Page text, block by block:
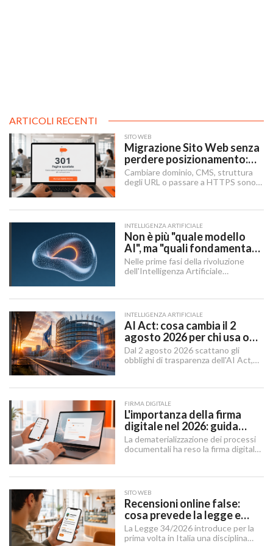
ARTICOLI RECENTI
SITO WEB
Migrazione Sito Web senza
perdere posizionamento:
Redirect 301, URL e
Checklist SEO
Cambiare dominio, CMS, struttura
degli URL o passare a HTTPS sono i
ricerca.
INTELLIGENZA ARTIFICIALE
Non è più "quale modello
AI", ma "quali fondamenta":
dati, infrastruttura,
governance
Nelle prime fasi della rivoluzione
dell'Intelligenza Artificiale
"Quale modello dobbiamo usare?".
INTELLIGENZA ARTIFICIALE
AI Act: cosa cambia il 2
agosto 2026 per chi usa o
integra l'AI
Dal 2 agosto 2026 scattano gli
obblighi di trasparenza dell'AI Act,
rinviato quelli sui sistemi ad alto
FIRMA DIGITALE
L'importanza della firma
digitale nel 2026: guida
completa per aziende e
professionisti
La dematerializzazione dei processi
documentali ha reso la firma digitale
SITO WEB
Recensioni online false:
cosa prevede la legge e
cosa possono fare le
imprese
La Legge 34/2026 introduce per la
prima volta in Italia una disciplina